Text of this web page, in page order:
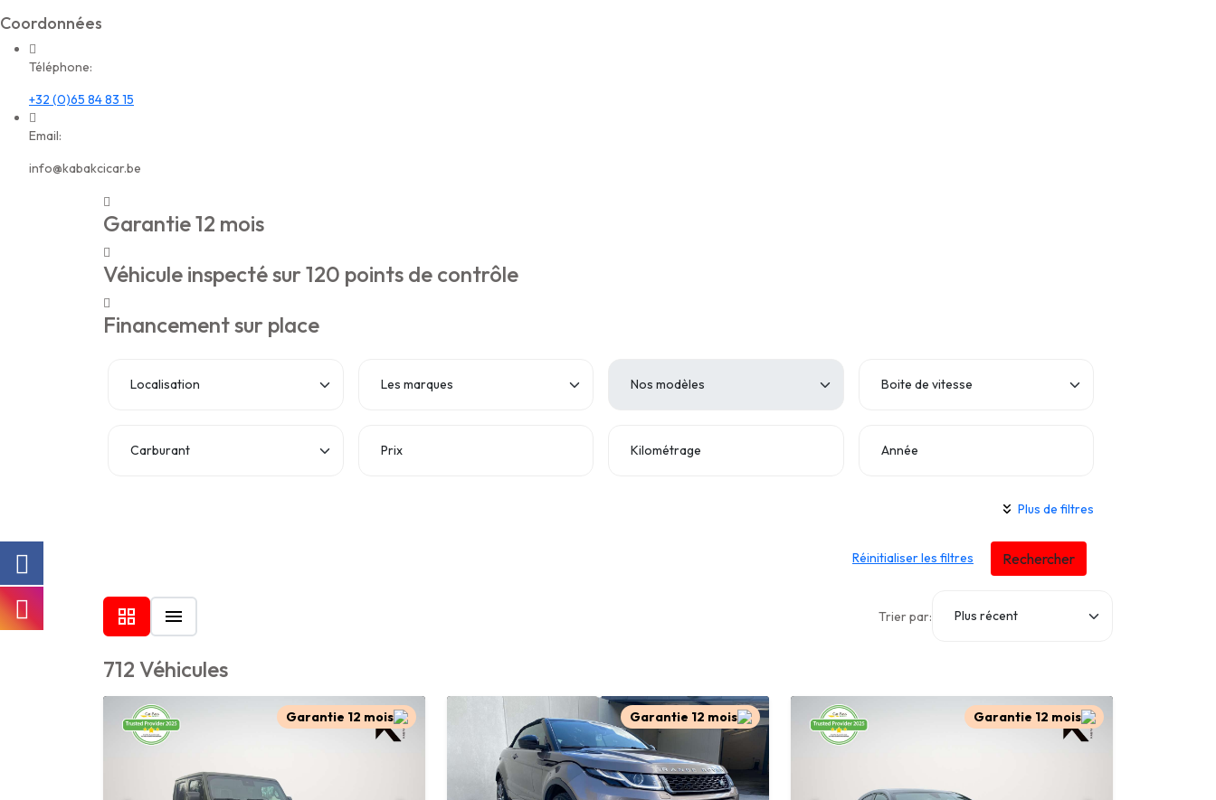
Coordonnées
Téléphone:
+32 (0)65 84 83 15
Email:
info@kabakcicar.be
Garantie 12 mois
Véhicule inspecté sur 120 points de contrôle
Financement sur place
Prix Kilométrage Année
Plus de filtres
Réinitialiser les filtres Rechercher
Trier par:
712 Véhicules
Garantie 12 mois Garantie 12 mois Garantie 12 mois